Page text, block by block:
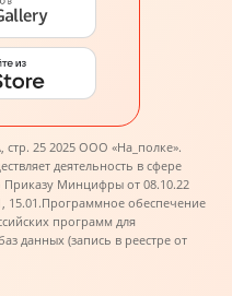
стр. 25 2025 ООО «На_полке».
деятельность в сфере
Минцифры от 08.10.22
15.01.Программное обеспечение
программ для
данных (запись в реестре от